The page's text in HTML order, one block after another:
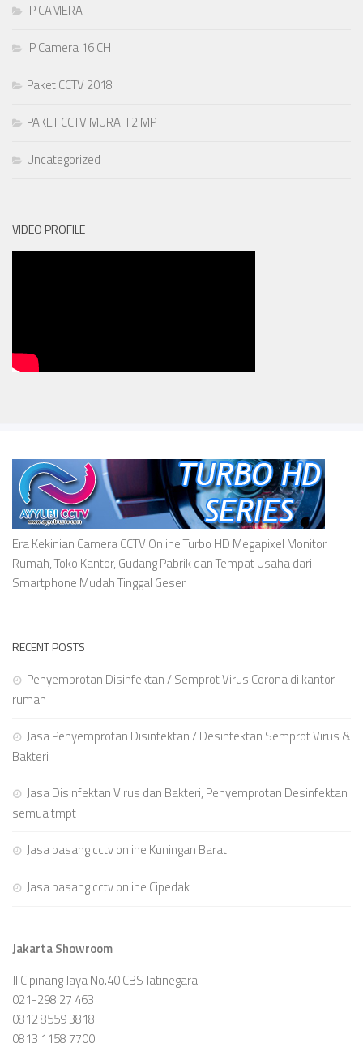
IP CAMERA
IP Camera 16 CH
Paket CCTV 2018
PAKET CCTV MURAH 2 MP
Uncategorized
VIDEO PROFILE
Era Kekinian Camera CCTV Online Turbo HD Megapixel Monitor
Rumah, Toko Kantor, Gudang Pabrik dan Tempat Usaha dari
Smartphone Mudah Tinggal Geser
RECENT POSTS
Penyemprotan Disinfektan / Semprot Virus Corona di kantor
rumah
Jasa Penyemprotan Disinfektan / Desinfektan Semprot Virus &
Bakteri
Jasa Disinfektan Virus dan Bakteri, Penyemprotan Desinfektan
semua tmpt
Jasa pasang cctv online Kuningan Barat
Jasa pasang cctv online Cipedak
Jakarta Showroom
Jl.Cipinang Jaya No.40 CBS Jatinegara
021-298 27 463
0812 8559 3818
0813 1158 7700